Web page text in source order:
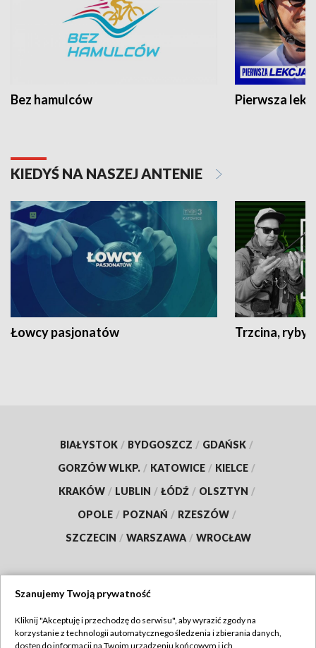
Bez hamulców Pierwsza
KIEDYŚ NA NASZEJ ANTENIE
Łowcy pasjonatów Trzcina, ryby
BIAŁYSTOK / BYDGOSZCZ / GDAŃSK /
GORZÓW WLKP. / KATOWICE / KIELCE /
KRAKÓW / LUBLIN / ŁÓDŹ / OLSZTYN /
OPOLE / POZNAŃ / RZESZÓW /
SZCZECIN / WARSZAWA / WROCŁAW
TVP
Szanujemy Twoją prywatność
Kliknij "Akceptuję i przechodzę do serwisu", aby wyrazić zgody na
korzystanie z technologii automatycznego śledzenia i zbierania danych,
dostęp do informacji na Twoim urządzeniu końcowym i ich